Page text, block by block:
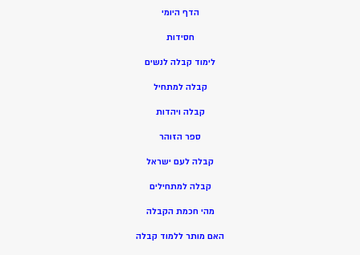
הדף היומי
חסידות
לימוד קבלה לנשים
קבלה למתחיל
קבלה ויהדות
ספר הזוהר
קבלה לעם ישראל
קבלה למתחילים
מהי חכמת הקבלה
האם מותר ללמוד קבלה